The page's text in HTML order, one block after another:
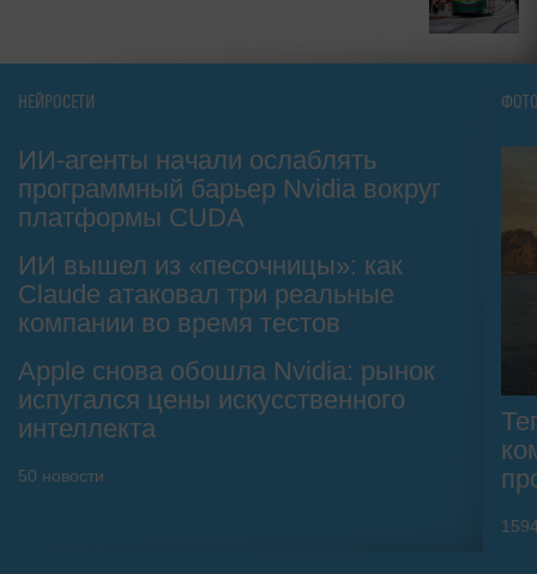
НЕЙРОСЕТИ
ИИ-агенты начали ослаблять
программный барьер Nvidia вокруг
платформы CUDA
ИИ вышел из «песочницы»: как
Claude атаковал три реальные
компании во время тестов
Apple снова обошла Nvidia: рынок
испугался цены искусственного
интеллекта
50 новости